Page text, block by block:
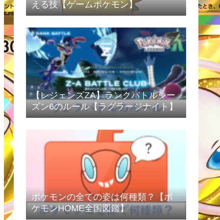
える技【ゲームポケモン】
【レジェンズZA】ランクバトルシー
ズン6のルール【ラグラージナイト】
ポケモンの全ての姿は何種類？【ポ
ケモンHOME全国図鑑】